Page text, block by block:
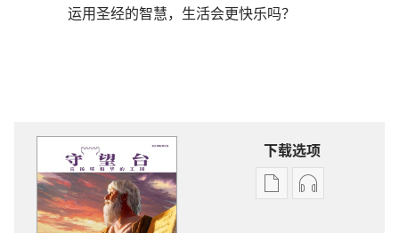
运用圣经的智慧，生活会更快乐吗？
下载选项
出
音